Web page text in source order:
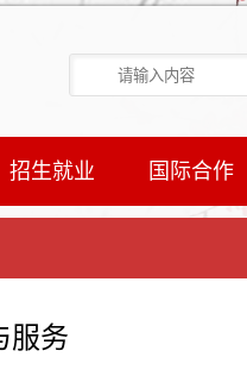
招生就业 国际合作
服务